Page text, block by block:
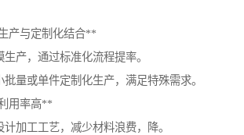
产与定制化结合**
产，通过标准化流程提率。
量或单件定制化生产，满足特殊需求。
用率高**
加工工艺，减少材料浪费，降。